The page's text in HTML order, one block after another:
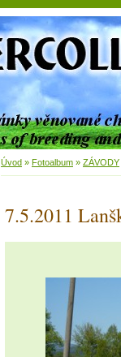
Úvod » Fotoalbum » ZÁVODY
7.5.2011